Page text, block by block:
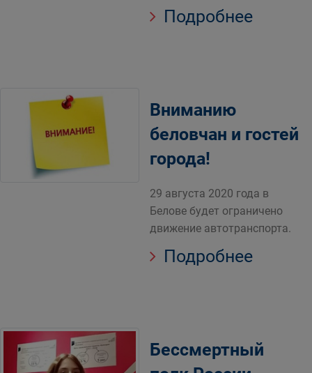
Подробнее
Вниманию
беловчан и гостей
города!
29 августа 2020 года в
Белове будет ограничено
движение автотранспорта.
Подробнее
Бессмертный